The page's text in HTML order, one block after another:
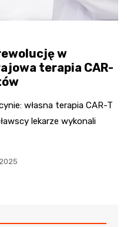
w
terapia CAR-
własna terapia CAR-T
lekarze wykonali